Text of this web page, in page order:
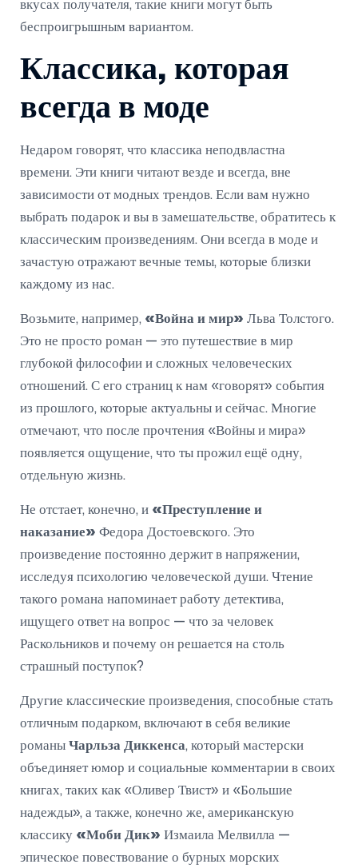
вкусах получателя, такие книги могут быть
беспроигрышным вариантом.
Классика, которая
всегда в моде
Недаром говорят, что классика неподвластна
времени. Эти книги читают везде и всегда, вне
зависимости от модных трендов. Если вам нужно
выбрать подарок и вы в замешательстве, обратитесь к
классическим произведениям. Они всегда в моде и
зачастую отражают вечные темы, которые близки
каждому из нас.
Возьмите, например, «Война и мир» Льва Толстого.
Это не просто роман — это путешествие в мир
глубокой философии и сложных человеческих
отношений. С его страниц к нам «говорят» события
из прошлого, которые актуальны и сейчас. Многие
отмечают, что после прочтения «Войны и мира»
появляется ощущение, что ты прожил ещё одну,
отдельную жизнь.
Не отстает, конечно, и «Преступление и
наказание» Федора Достоевского. Это
произведение постоянно держит в напряжении,
исследуя психологию человеческой души. Чтение
такого романа напоминает работу детектива,
ищущего ответ на вопрос — что за человек
Раскольников и почему он решается на столь
страшный поступок?
Другие классические произведения, способные стать
отличным подарком, включают в себя великие
романы Чарльза Диккенса, который мастерски
объединяет юмор и социальные комментарии в своих
книгах, таких как «Оливер Твист» и «Большие
надежды», а также, конечно же, американскую
классику «Моби Дик» Измаила Мелвилла —
эпическое повествование о бурных морских